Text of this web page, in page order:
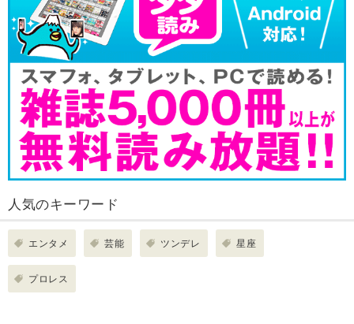
人気のキーワード
エンタメ 芸能 ツンデレ 星座
プロレス